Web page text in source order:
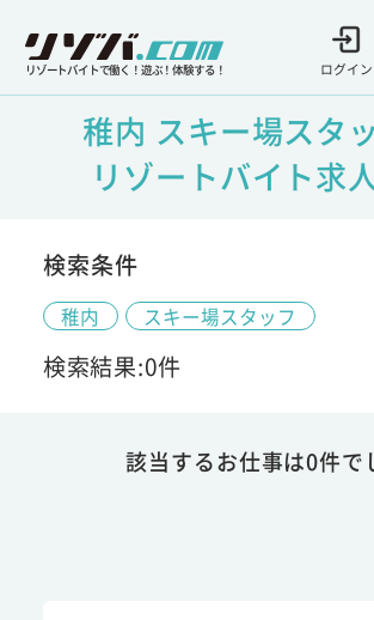
リゾートバイトで働く！遊ぶ！体験する！ ログイン
稚内 スキー場スタ
リゾートバイト求
検索条件
稚内 スキー場スタッフ
検索結果:0件
該当するお仕事は0件で